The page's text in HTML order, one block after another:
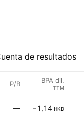
de resultados
P/B BPA dil.
TTM
— −1,14 HKD